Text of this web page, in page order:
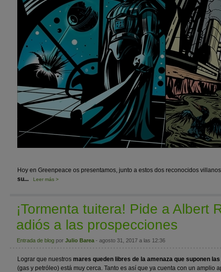
Hoy en Greenpeace os presentamos, junto a estos dos reconocidos
su...
Leer más >
¡Tormenta tuitera! Pide a Albert
adiós a las prospecciones
Entrada de blog por Julio Barea - agosto 31, 2017 a las 12:36
Lograr que nuestros mares queden libres de la amenaza que suponen
(gas y petróleo) está muy cerca. Tanto es así que ya cuenta con un amplio